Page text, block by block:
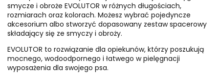
smycze i obroże EVOLUTOR w różnych długościach,
rozmiarach oraz kolorach. Możesz wybrać pojedyncze
akcesorium albo stworzyć dopasowany zestaw spacerowy
składający się ze smyczy i obroży.
EVOLUTOR to rozwiązanie dla opiekunów, którzy poszukują
mocnego, wodoodpornego i łatwego w pielęgnacji
wyposażenia dla swojego psa.